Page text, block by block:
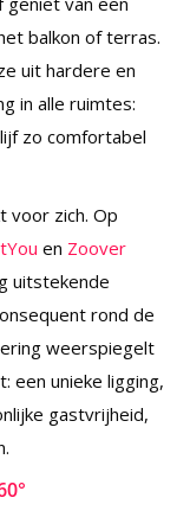
balkon of terras.
uit hardere en
in alle ruimtes:
zo comfortabel
voor zich. Op
en Zoover
uitstekende
rond de
weerspiegelt
een unieke ligging,
gastvrijheid,